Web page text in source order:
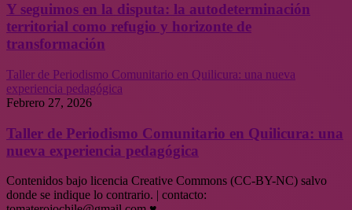
Y seguimos en la disputa: la autodeterminación
territorial como refugio y horizonte de
transformación
Taller de Periodismo Comunitario en Quilicura: una nueva
experiencia pedagógica
Febrero 27, 2026
Taller de Periodismo Comunitario en Quilicura: una
nueva experiencia pedagógica
Contenidos bajo licencia Creative Commons (CC-BY-NC) salvo
donde se indique lo contrario. | contacto: